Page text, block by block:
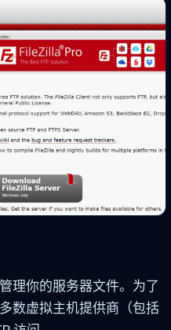
理你的服务器文件。为了
数虚拟主机提供商（包括